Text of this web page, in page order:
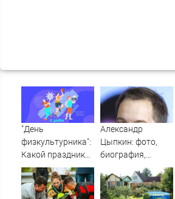
"День
физкультурника":
Какой праздник
09.08.2026 года
Александр
Цыпкин: фото,
биография,
фильмография,
новости - Вокруг
ТВ.